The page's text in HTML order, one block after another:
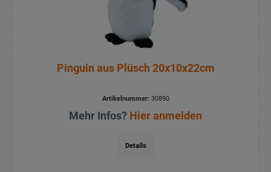
Pinguin aus Plüsch 20x10x22cm
Artikelnummer:30890
Mehr Infos? Hier anmelden
Details